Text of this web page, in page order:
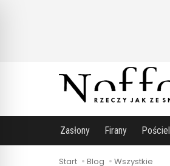
Zasłony Firany Pościel
Start Blog Wszystkie